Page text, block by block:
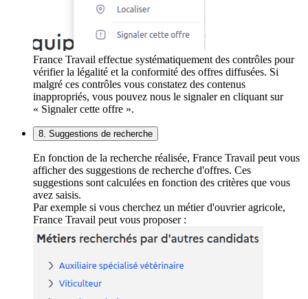
France Travail effectue systématiquement des contrôles pour
vérifier la légalité et la conformité des offres diffusées. Si
malgré ces contrôles vous constatez des contenus
inappropriés, vous pouvez nous le signaler en cliquant sur
« Signaler cette offre ».
8. Suggestions de recherche
En fonction de la recherche réalisée, France Travail peut vous
afficher des suggestions de recherche d'offres. Ces
suggestions sont calculées en fonction des critères que vous
avez saisis.
Par exemple si vous cherchez un métier d'ouvrier agricole,
France Travail peut vous proposer :